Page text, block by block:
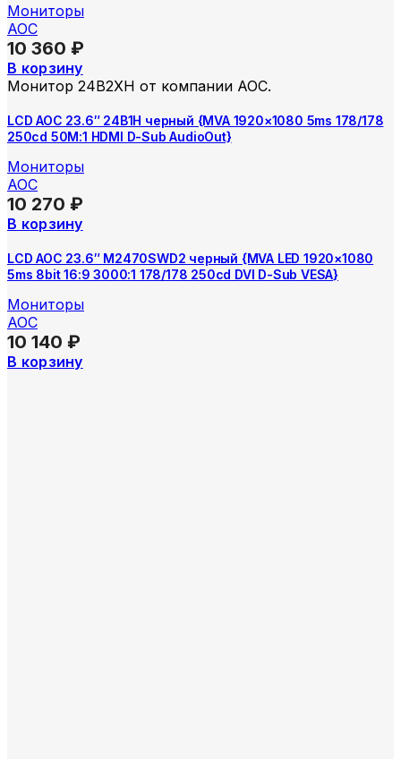
Мониторы
AOC
10 360 ₽
В корзину
Монитор 24B2XH от компании AOC.
LCD AOC 23.6″ 24B1H черный {MVA 1920×1080 5ms 178/178
250cd 50M:1 HDMI D-Sub AudioOut}
Мониторы
AOC
10 270 ₽
В корзину
LCD AOC 23.6″ M2470SWD2 черный {MVA LED 1920×1080
5ms 8bit 16:9 3000:1 178/178 250cd DVI D-Sub VESA}
Мониторы
AOC
10 140 ₽
В корзину